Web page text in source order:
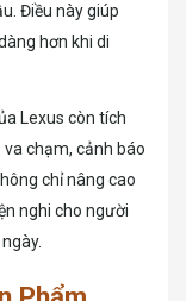
Điều này giúp
hơn khi di
Lexus còn tích
chạm, cảnh báo
chỉ nâng cao
nghi cho người